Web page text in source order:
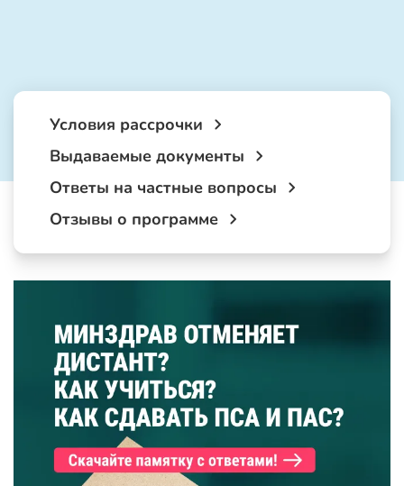
Условия рассрочки
Выдаваемые документы
Ответы на частные вопросы
Отзывы о программе